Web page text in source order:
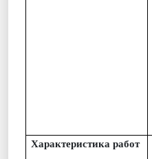
Характеристика работ